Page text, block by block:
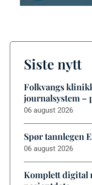
Siste nytt
Folkvangs
journalsystem –
06 august 2026
Spør tannlegen
06 august 2026
Komplett digital